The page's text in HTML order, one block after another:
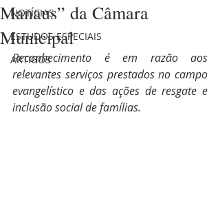
NOTÍCIAS
ESTUDOS ESPECIAIS
ARTIGOS
Manaus” da Câmara
Municipal
Reconhecimento é em razão aos
relevantes serviços prestados no campo
evangelístico e das ações de resgate e
inclusão social de famílias.